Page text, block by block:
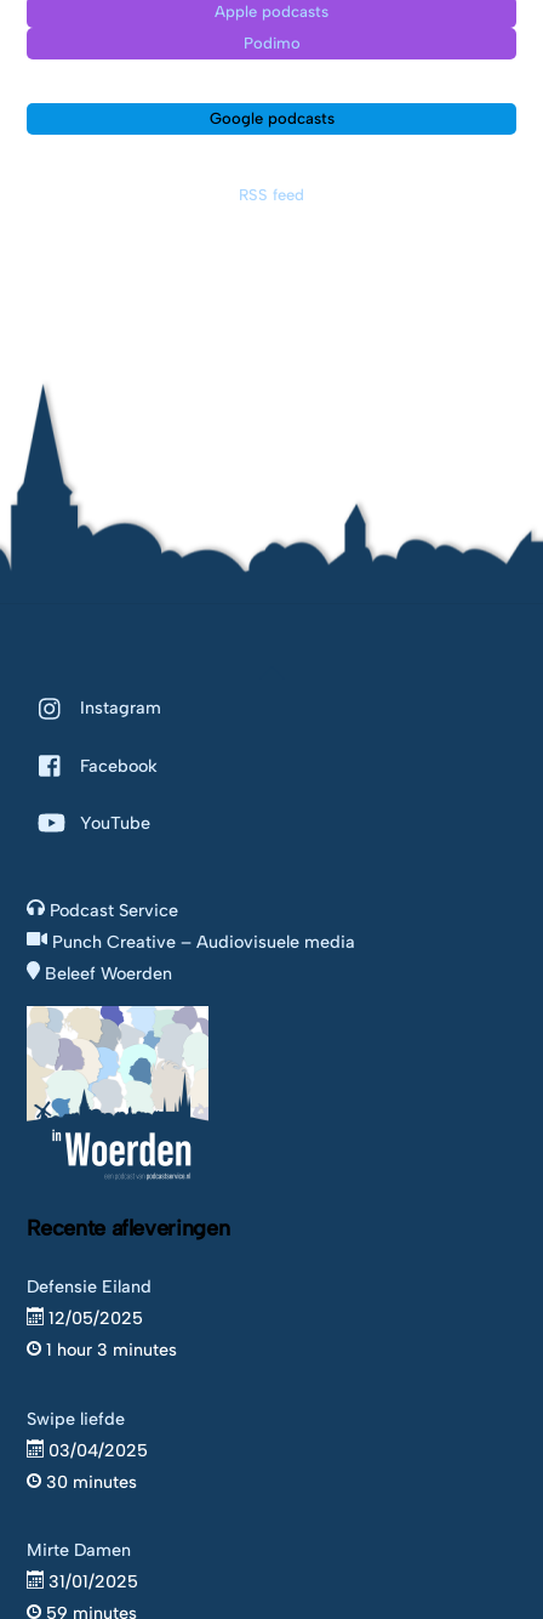
Apple podcasts
Podimo
Google podcasts
RSS feed
Instagram
Facebook
YouTube
Podcast Service
Punch Creative – Audiovisuele media
Beleef Woerden
Recente afleveringen
Defensie Eiland
12/05/2025
1 hour 3 minutes
Swipe liefde
03/04/2025
30 minutes
Mirte Damen
31/01/2025
59 minutes